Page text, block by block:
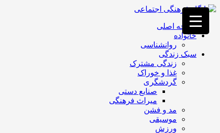
فصد
خون
غرب
تهران
خشکشویی
تصفیه
صفحه اصلی
خانواده
روانشناسی
سبک زندگی
زندگی مشترک
غذا و خوراک
گردشگری
صنایع دستی
میراث فرهنگی
مد و فشن
موسیقی
ورزش